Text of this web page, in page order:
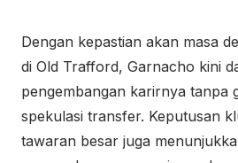
Dengan kepastian akan masa
di Old Trafford, Garnacho kini
pengembangan karirnya tanpa
spekulasi transfer. Keputusan
tawaran besar juga